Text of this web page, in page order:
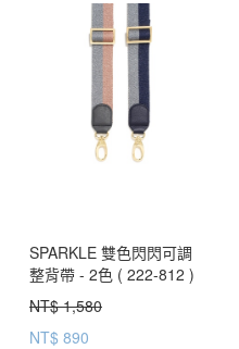
SPARKLE 雙色閃閃可調
整背帶 - 2色 ( 222-812 )
USD$ 57.5
NT$ 1,580
NT$ 890